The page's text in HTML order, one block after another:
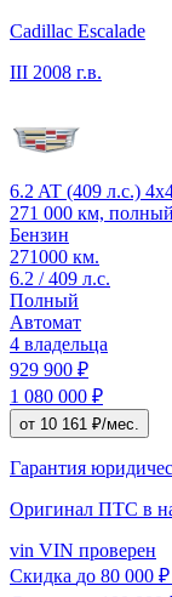
Cadillac Escalade
III 2008 г.в.
6.2 AT (409 л.с.)
271 000 км,
Бензин
271000 км.
6.2 / 409 л.с.
Полный
Автомат
4 владельца
929 900 ₽
1 080 000 ₽
от 10 161 ₽/мес.
Гарантия
Оригинал ПТС в
vin VIN проверен
Скидка до 80 000 ₽